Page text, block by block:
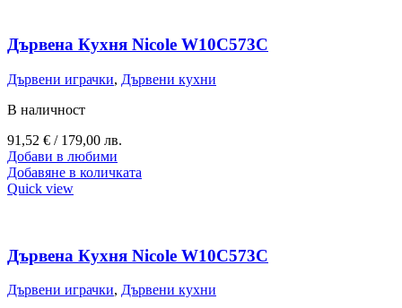
Дървена Кухня Nicole W10C573C
Дървени играчки, Дървени кухни
В наличност
91,52 € / 179,00 лв.
Добави в любими
Добавяне в количката
Quick view
Дървена Кухня Nicole W10C573C
Дървени играчки, Дървени кухни